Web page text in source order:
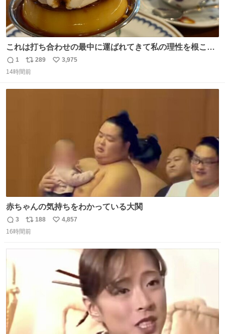
これは打ち合わせの最中に運ばれてきて私の理性を根こそ
ぎ奪い去ったプリンの写真です。
返
信
1
リ
ポ
289
い
3,975
14時間前
赤ちゃんの気持ちをわかっている大関
返
信
3
リ
ポ
188
い
4,857
16時間前